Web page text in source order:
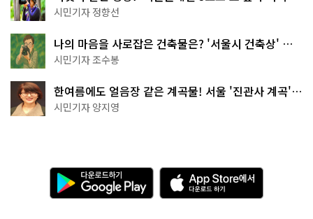
나볼까
시민기자 정향선
나의 마음을 사로잡은 건축물은? '서울시 건축상' 수
상작 공개!
시민기자 조수봉
한여름에도 얼음장 같은 계곡물! 서울 '진관사 계곡'이
천국이네~
시민기자 양지영
다
운
로
A
p
p